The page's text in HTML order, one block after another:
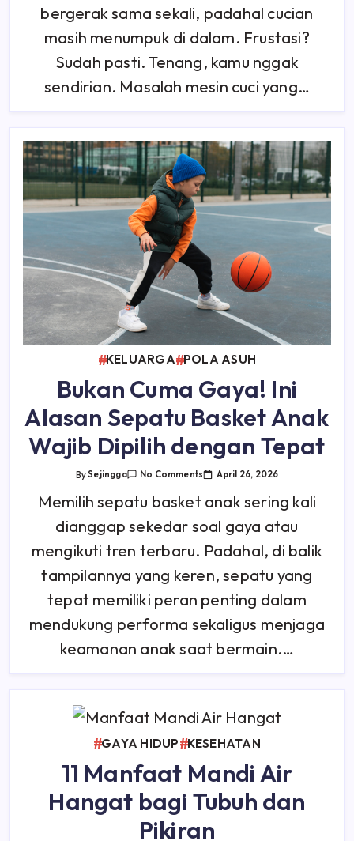
Cara
Memperbaikinya
bergerak sama sekali, padahal cucian
masih menumpuk di dalam. Frustasi?
Sudah pasti. Tenang, kamu nggak
sendirian. Masalah mesin cuci yang…
KELUARGA POLA ASUH
Bukan Cuma Gaya! Ini
Alasan Sepatu Basket Anak
Wajib Dipilih dengan Tepat
BySejingga No CommentsOn
Gaya!
Alasan
Sepatu
Basket
Anak
Dipilih
Dengan
Tepat
April 26, 2026
Memilih sepatu basket anak sering kali
dianggap sekedar soal gaya atau
mengikuti tren terbaru. Padahal, di balik
tampilannya yang keren, sepatu yang
tepat memiliki peran penting dalam
mendukung performa sekaligus menjaga
keamanan anak saat bermain.…
GAYA HIDUP KESEHATAN
11 Manfaat Mandi Air
Hangat bagi Tubuh dan
Pikiran